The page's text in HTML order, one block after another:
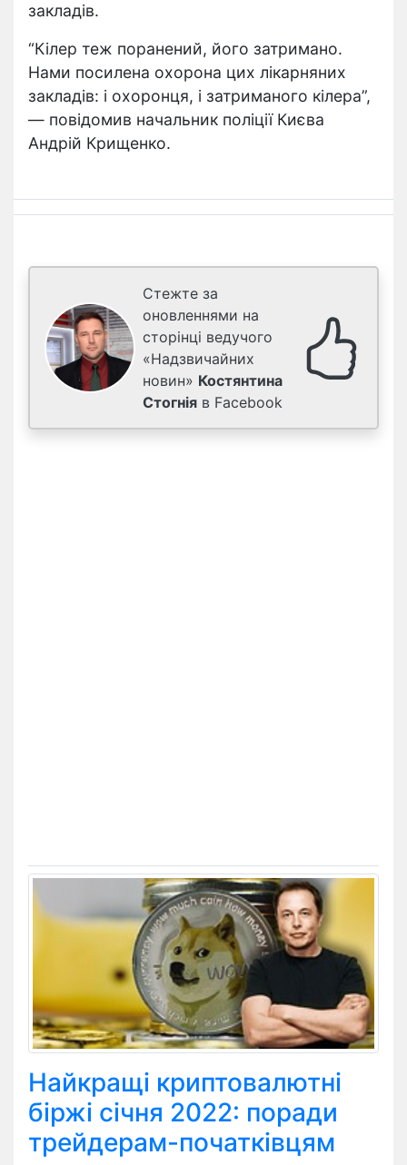
закладів.
“Кілер теж поранений, його затримано.
Нами посилена охорона цих лікарняних
закладів: і охоронця, і затриманого кілера”,
— повідомив начальник поліції Києва
Андрій Крищенко.
Стежте за
оновленнями на
сторінці ведучого
«Надзвичайних
новин» Костянтина
Стогнія в Facebook
Найкращі криптовалютні
біржі січня 2022: поради
трейдерам-початківцям